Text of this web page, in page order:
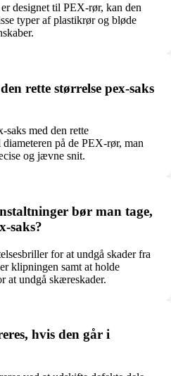
designet til PEX-rør, kan den
typer af plastikrør og bløde
rette størrelse pex-saks
med den rette
på de PEX-rør, man
og jævne snit.
bør man tage,
saks?
for at undgå skader fra
klipningen samt at holde
at undgå skæreskader.
hvis den går i